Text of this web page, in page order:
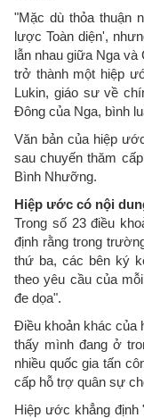
"Mặc dù thỏa thuận
lược Toàn diện',
lẫn nhau giữa Nga và
trở thành một hiệp
Lukin, giáo sư về
Đông của Nga, bình
Văn bản của hiệp
sau chuyến thăm
Bình Nhưỡng.
Hiệp ước có nội
Trong số 23 điều
định rằng trong
thứ ba, các bên ký
theo yêu cầu của
đe dọa".
Điều khoản khác của
thấy mình đang ở
nhiều quốc gia tấn
cấp hỗ trợ quân sự
Hiệp ước khẳng định